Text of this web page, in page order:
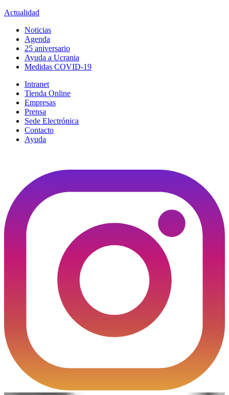
Actualidad
Noticias
Agenda
25 aniversario
Ayuda a Ucrania
Medidas COVID-19
Intranet
Tienda Online
Empresas
Prensa
Sede Electrónica
Contacto
Ayuda